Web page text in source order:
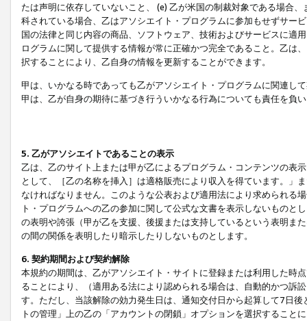
たは声明に依存していないこと、 (e) 乙が米国の制裁対象である場合
科されている場合、乙はアソシエイト・プログラムに参加もせずサー
国の法律と同じ内容の商品、ソフトウェア、技術およびサービスに適
ログラムに関して提供する情報が常に正確かつ完全であること。乙は
択することにより、乙自身の情報を更新することができます。
甲は、いかなる時であっても乙がアソシエイト・プログラムに関連し
甲は、乙が自身の期待に基づき行ういかなる行為についても責任を負
5. 乙がアソシエイトであることの表示
乙は、乙のサイト上または甲が乙によるプログラム・コンテンツの表
として、［乙の名称を挿入］は適格販売により収入を得ています。」
なければなりません。このような公表および適用法により求められる
ト・プログラムへの乙の参加に関して公式な文書を表示しないもの
の表明や誇張（甲が乙を支援、後援または支持しているという表明ま
の間の関係を表明したり暗示したりしないものとします。
6. 契約期間および契約解除
本規約の期間は、乙がアソシエイト・サイトに登録または利用した時
ることにより、（適用ある法により認められる場合は、自動的かつ訴
す。ただし、当該解除の効力発生日は、通知交付日から起算して7日
トの管理」上の乙の「アカウントの閉鎖」オプションを選択するこ